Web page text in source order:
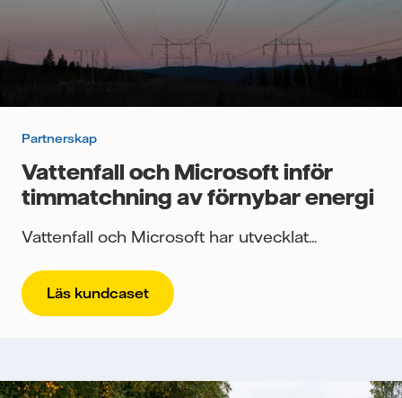
Partnerskap
Vattenfall och Microsoft inför
timmatchning av förnybar energi
Vattenfall och Microsoft har utvecklat...
Läs kundcaset